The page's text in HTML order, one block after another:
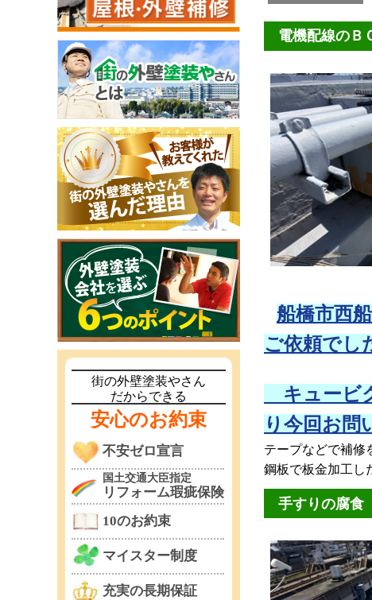
電機配線のＢ
船橋市西
ご依頼でし
キュービ
り今回お問
テープなどで補修
鋼板で板金加工し
手すりの腐食
街の外壁塗装やさん
だからできる
安心のお約束
不安ゼロ宣言
国土交通大臣指定
リフォーム瑕疵保険
10のお約束
マイスター制度
充実の長期保証